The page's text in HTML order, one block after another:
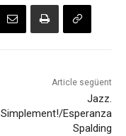
Article següent
Jazz.
Simplement!/Esperanza
Spalding